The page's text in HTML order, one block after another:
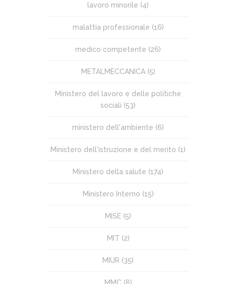
lavoro minorile (4)
malattia professionale (16)
medico competente (26)
METALMECCANICA(5)
Ministero del lavoro e delle politiche
sociali (53)
ministero dell'ambiente (6)
Ministero dell'istruzione e del merito (1)
Ministero della salute (174)
Ministero Interno (15)
MISE (5)
MIT (2)
MIUR (35)
MMC (8)